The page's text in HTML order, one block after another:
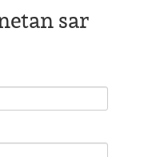
sar